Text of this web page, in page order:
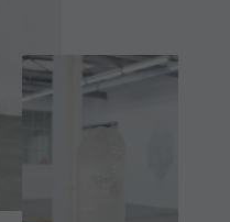
Helikopterflug
Skyscraper